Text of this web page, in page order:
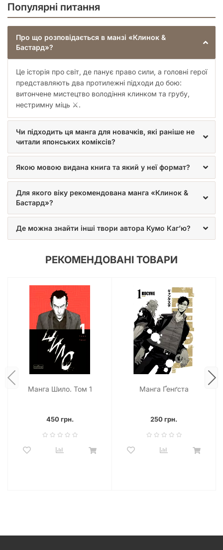
Популярні питання
Про що розповідається в манзі «Клинок &
Бастард»?
Це історія про світ, де панує право сили, а головні герої
представляють два протилежні підходи до бою:
витончене мистецтво володіння клинком та грубу,
нестримну міць ⚔️.
Чи підходить ця манга для новачків, які раніше не
читали японських коміксів?
Якою мовою видана книга та який у неї формат?
Для якого віку рекомендована манга «Клинок &
Бастард»?
Де можна знайти інші твори автора Кумо Каг’ю?
РЕКОМЕНДОВАНІ ТОВАРИ
Манга Шило. Том 1
450 грн.
Манга Ґенґста
250 грн.